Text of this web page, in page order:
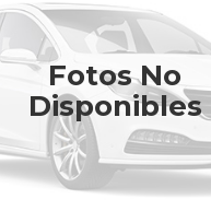
Fotos No
Disponibles
CONTACTAR UN ASESOR
CLICK TO CALL